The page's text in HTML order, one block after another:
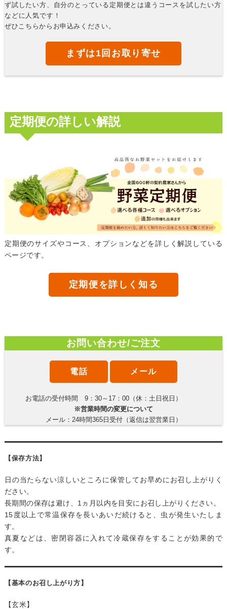
ず試したい方、自分のとっている定期便とは違うコースを試したい方
などに人気です！
ぜひこちらからお申込みください。
まずは1回お取り寄せ
定期便の詳しい解説
定期便のサイズやコース、オプションなどを詳しく解説している
ページです。
定期便を詳しく知る
お問い合わせ/ご注文
電話 メール
お電話の受付時間 9：30～17：00（休：土日祝日）
※営業時間の変更について
メール：24時間365日受付（返信は翌営業日）
【保存方法】
日の当たらない涼しいところに保管してお早めにお召し上がりく
ださい。
長期間の保存は避け、1ヵ月以内を目安にお召し上がりください。
15度以上で常温保存を長いあいだ続けると、虫が発生いたしま
す。
真夏などは、密閉容器に入れて冷蔵保存をすることが効果的で
す。
【基本のお召し上がり方】
【玄米】